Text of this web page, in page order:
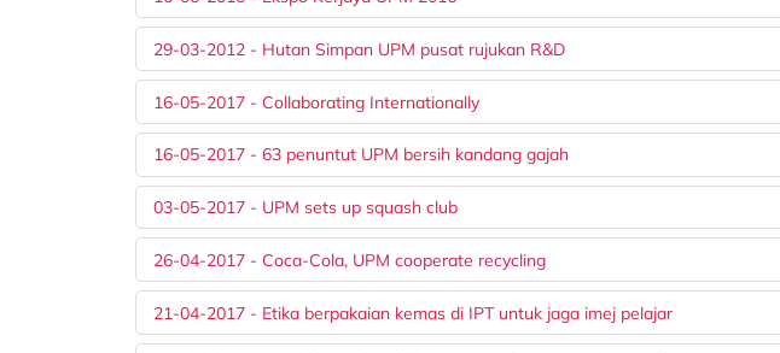
29-03-2012 - Hutan Simpan UPM pusat rujukan R&D
16-05-2017 - Collaborating Internationally
16-05-2017 - 63 penuntut UPM bersih kandang gajah
03-05-2017 - UPM sets up squash club
26-04-2017 - Coca-Cola, UPM cooperate recycling
21-04-2017 - Etika berpakaian kemas di IPT untuk jaga imej pelajar